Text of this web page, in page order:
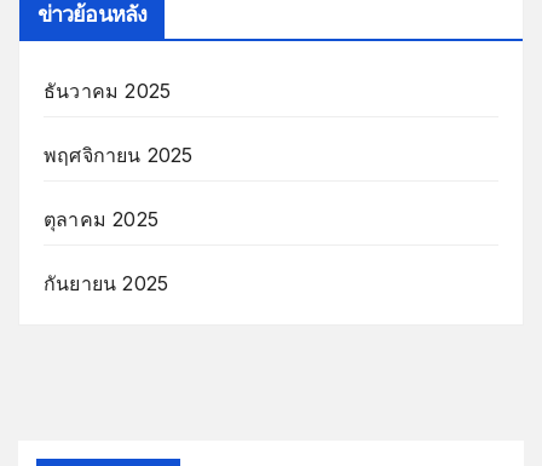
ข่าวย้อนหลัง
ธันวาคม 2025
พฤศจิกายน 2025
ตุลาคม 2025
กันยายน 2025